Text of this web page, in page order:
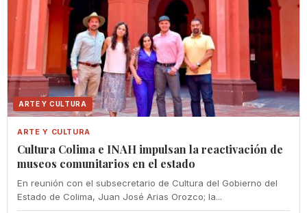
ARTE Y CULTURA
ARTE Y CULTURA
Cultura Colima e INAH impulsan la reactivación de
museos comunitarios en el estado
En reunión con el subsecretario de Cultura del Gobierno del
Estado de Colima, Juan José Arias Orozco; la...